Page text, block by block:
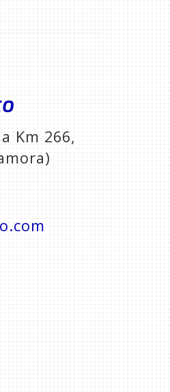
Km 266,